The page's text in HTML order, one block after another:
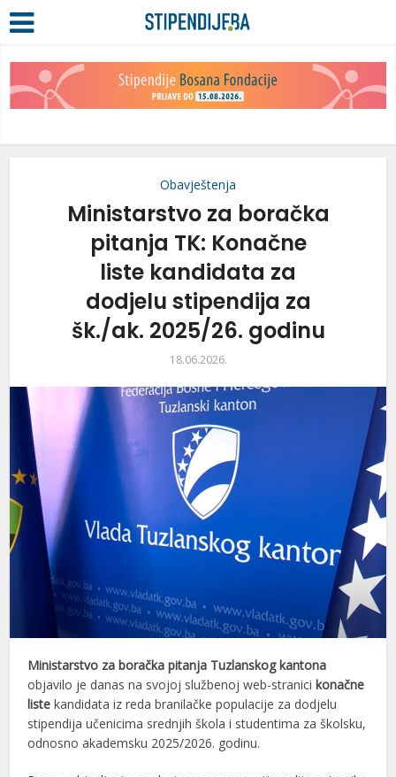
Obavještenja
Ministarstvo za boračka
pitanja TK: Konačne
liste kandidata za
dodjelu stipendija za
šk./ak. 2025/26. godinu
18.06.2026.
Ministarstvo za boračka pitanja Tuzlanskog kantona
objavilo je danas na svojoj službenoj web-stranicikonačne
liste kandidata iz reda branilačke populacije za dodjelu
stipendija učenicima srednjih škola i studentima za školsku,
odnosno akademsku 2025/2026. godinu.